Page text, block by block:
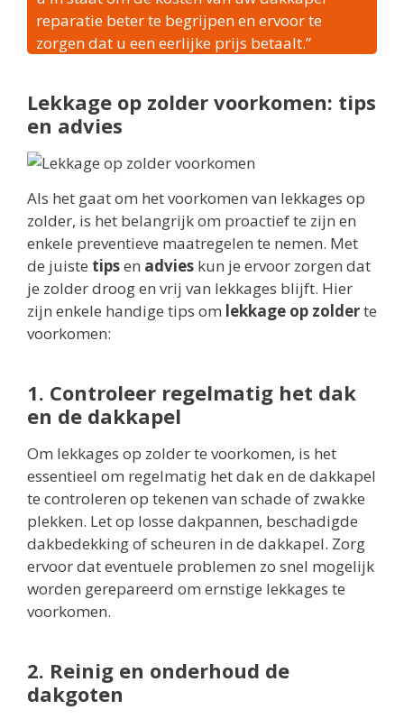
reparatie beter te begrijpen en ervoor te
zorgen dat u een eerlijke prijs betaalt.”
Lekkage op zolder voorkomen: tips
en advies
Als het gaat om het voorkomen van lekkages op
zolder, is het belangrijk om proactief te zijn en
enkele preventieve maatregelen te nemen. Met
de juiste tipsen advies kun je ervoor zorgen dat
je zolder droog en vrij van lekkages blijft. Hier
zijn enkele handige tips om lekkage op zolderte
voorkomen:
1. Controleer regelmatig het dak
en de dakkapel
Om lekkages op zolder te voorkomen, is het
essentieel om regelmatig het dak en de dakkapel
te controleren op tekenen van schade of zwakke
plekken. Let op losse dakpannen, beschadigde
dakbedekking of scheuren in de dakkapel. Zorg
ervoor dat eventuele problemen zo snel mogelijk
worden gerepareerd om ernstige lekkages te
voorkomen.
2. Reinig en onderhoud de
dakgoten